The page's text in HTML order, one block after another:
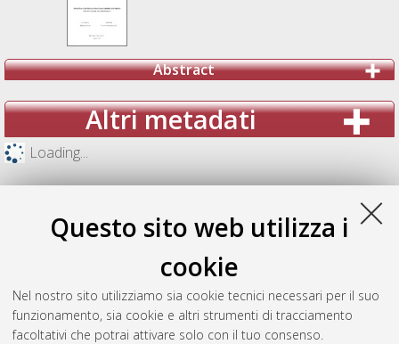
Questo sito web utilizza i
cookie
Nel nostro sito utilizziamo sia cookie tecnici necessari per il suo
funzionamento, sia cookie e altri strumenti di tracciamento
facoltativi che potrai attivare solo con il tuo consenso.
Abstract
Altri metadati
Loading...